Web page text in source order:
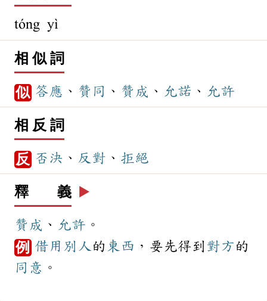
tóng yì
相 似 詞
似 答應 、 贊同 、 贊成 、 允諾 、 允許
相 反 詞
反 否決 、 反對 、 拒絕
釋 義 ▶️
贊成 、 允許 。
例 借用 別人 的 東西 ，要先得到 對方 的
同意 。